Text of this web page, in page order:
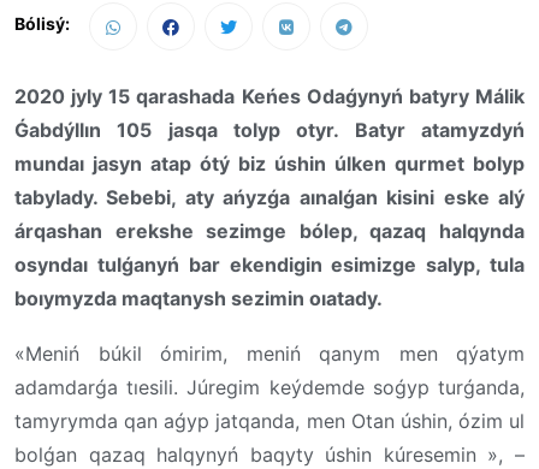
Bólisý:
2020 jyly 15 qarashada Keńes Odaǵynyń batyry Málik
Ǵabdýllın 105 jasqa tolyp otyr. Batyr atamyzdyń
mundaı jasyn atap ótý biz úshin úlken qurmet bolyp
tabylady. Sebebi, aty ańyzǵa aınalǵan kisini eske alý
árqashan erekshe sezimge bólep, qazaq halqynda
osyndaı tulǵanyń bar ekendigin esimizge salyp, tula
boıymyzda maqtanysh sezimin oıatady.
«Meniń búkil ómirim, meniń qanym men qýatym
adamdarǵa tıesili. Júregim keýdemde soǵyp turǵanda,
tamyrymda qan aǵyp jatqanda, men Otan úshin, ózim ul
bolǵan qazaq halqynyń baqyty úshin kúresemin », –